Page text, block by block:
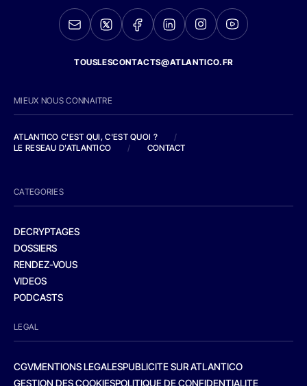
TOUSLESCONTACTS@ATLANTICO.FR
MIEUX NOUS CONNAITRE
ATLANTICO C'EST QUI, C'EST QUOI ?
/
LE RESEAU D'ATLANTICO
/ CONTACT
CATEGORIES
DECRYPTAGES
DOSSIERS
RENDEZ-VOUS
VIDEOS
PODCASTS
LEGAL
CGVMENTIONS LEGALESPUBLICITE SUR ATLANTICO
GESTION DES COOKIESPOLITIQUE DE CONFIDENTIALITE